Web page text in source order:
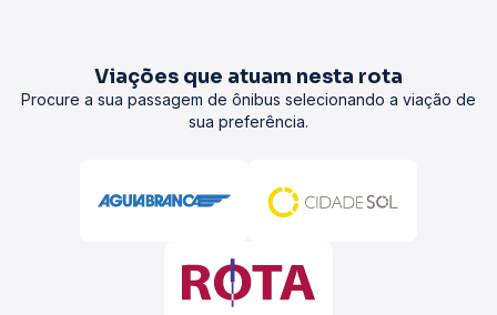
Viações que atuam nesta rota
Procure a sua passagem de ônibus selecionando a viação de
sua preferência.